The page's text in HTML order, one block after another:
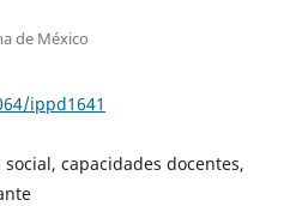
de México
ippd1641
capacidades docentes,